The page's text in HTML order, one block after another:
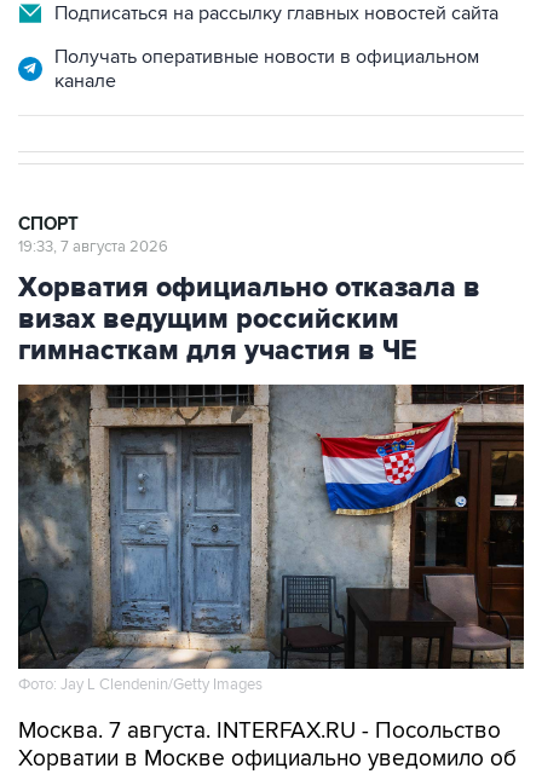
Подписаться на рассылку главных новостей сайта
Получать оперативные новости в официальном
канале
СПОРТ
19:33, 7 августа 2026
Хорватия официально отказала в
визах ведущим российским
гимнасткам для участия в ЧЕ
Фото: Jay L Clendenin/Getty Images
Москва. 7 августа. INTERFAX.RU - Посольство
Хорватии в Москве официально уведомило об